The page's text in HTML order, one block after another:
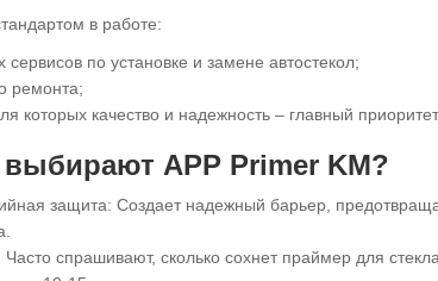
в работе:
по установке и замене автостекол;
ремонта;
которых качество и надежность – главный
APP Primer KM?
защита: Создает надежный барьер,
спрашивают, сколько сохнет праймер для